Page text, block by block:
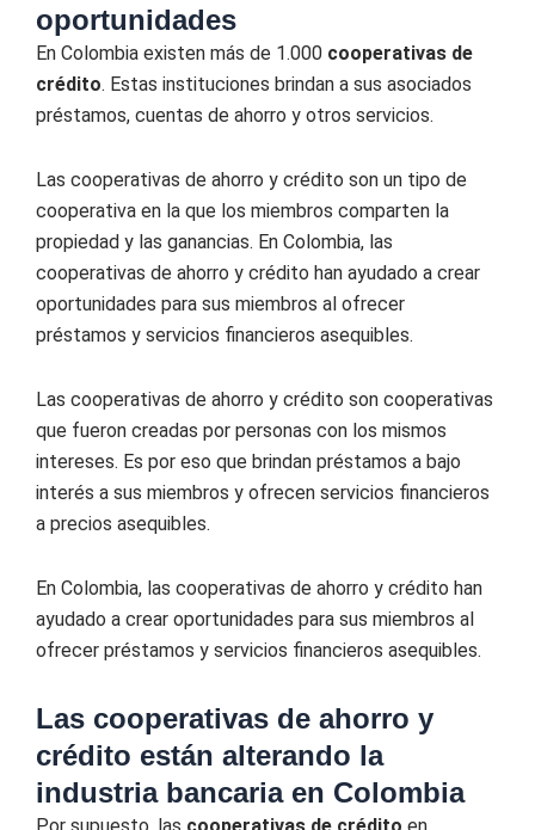
oportunidades
En Colombia existen más de 1.000 cooperativas de
crédito. Estas instituciones brindan a sus asociados
préstamos, cuentas de ahorro y otros servicios.
Las cooperativas de ahorro y crédito son un tipo de
cooperativa en la que los miembros comparten la
propiedad y las ganancias. En Colombia, las
cooperativas de ahorro y crédito han ayudado a crear
oportunidades para sus miembros al ofrecer
préstamos y servicios financieros asequibles.
Las cooperativas de ahorro y crédito son cooperativas
que fueron creadas por personas con los mismos
intereses. Es por eso que brindan préstamos a bajo
interés a sus miembros y ofrecen servicios financieros
a precios asequibles.
En Colombia, las cooperativas de ahorro y crédito han
ayudado a crear oportunidades para sus miembros al
ofrecer préstamos y servicios financieros asequibles.
Las cooperativas de ahorro y
crédito están alterando la
industria bancaria en Colombia